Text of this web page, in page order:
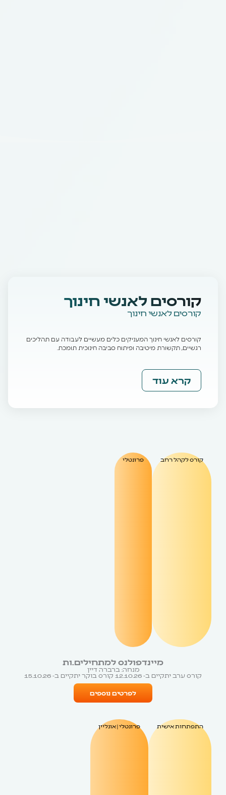
קורסים לאנשי חינוך
קורסים לאנשי חינוך
קורסים לאנשי חינוך המעניקים כלים מעשיים לעבודה עם תהליכים
רגשיים, תקשורת מיטיבה ופיתוח סביבה חינוכית תומכת.
קרא עוד
קורס לקהל רחב פרונטלי
מיינדפולנס למתחילים.ות
מנחה: ברברה דיין
קורס ערב יתקיים ב- 12.10.26 קורס בוקר יתקיים ב- 15.10.26
לפרטים נוספים
התפתחות אישית פרונטלי | אונליין